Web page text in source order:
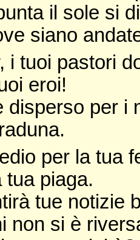
il sole si
siano
i tuoi pastori
eroi!
disperso per i
per la tua
tua piaga.
tue notizie
non si è